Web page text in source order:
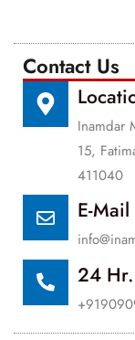
Contact Us
Inamdar
15,
411040
E-Mail
24